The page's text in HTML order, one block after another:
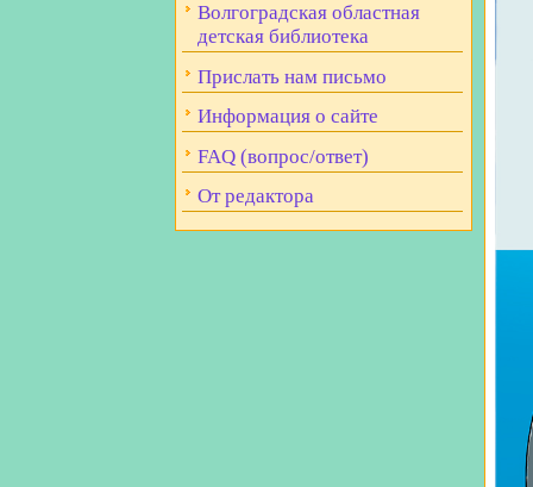
Волгоградская областная
детская библиотека
Прислать нам письмо
Информация о сайте
FAQ (вопрос/ответ)
От редактора